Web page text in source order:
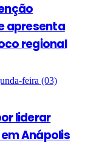
apresenta
regional
liderar
Anápolis